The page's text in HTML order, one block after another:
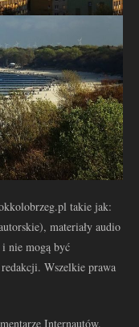
takie jak:
materiały audio
nie mogą być
Wszelkie prawa
Internautów.